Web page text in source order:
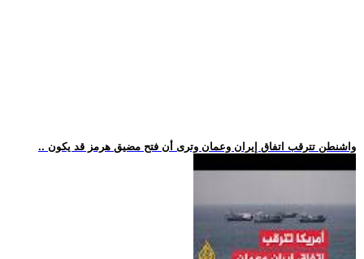
.. واشنطن تترقب اتفاق إيران وعمان وترى أن فتح مضيق هرمز قد يكون